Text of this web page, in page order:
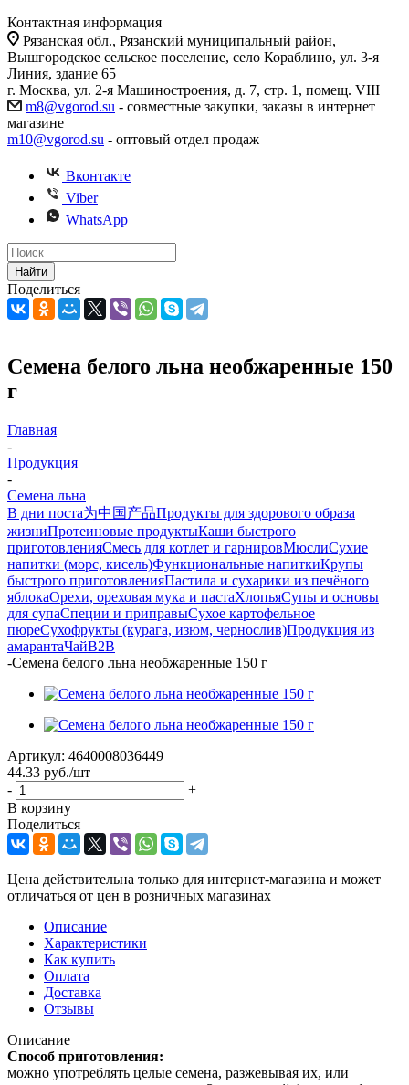
Контактная информация
Рязанская обл., Рязанский муниципальный район,
Вышгородское сельское поселение, село Кораблино, ул. 3-я
Линия, здание 65
г. Москва, ул. 2-я Машиностроения, д. 7, стр. 1, помещ. VIII
m8@vgorod.su - совместные закупки, заказы в интернет
магазине
m10@vgorod.su - оптовый отдел продаж
Вконтакте
Viber
WhatsApp
Найти
Поделиться
Семена белого льна необжаренные 150
г
Главная
-
Продукция
-
Семена льна
В дни поста为中国产品Продукты для здорового образа
жизниПротеиновые продуктыКаши быстрого
приготовленияСмесь для котлет и гарнировМюслиСухие
напитки (морс, кисель)Функциональные напиткиКрупы
быстрого приготовленияПастила и сухарики из печёного
яблокаОрехи, ореховая мука и пастаХлопьяСупы и основы
для супаСпеции и приправыСухое картофельное
пюреСухофрукты (курага, изюм, чернослив)Продукция из
амарантаЧайB2B
-Семена белого льна необжаренные 150 г
Артикул: 4640008036449
44.33 руб./шт
-
+
В корзину
Поделиться
Цена действительна только для интернет-магазина и может
отличаться от цен в розничных магазинах
Описание
Характеристики
Как купить
Оплата
Доставка
Отзывы
Описание
Способ приготовления:
можно употреблять целые семена, разжевывая их, или